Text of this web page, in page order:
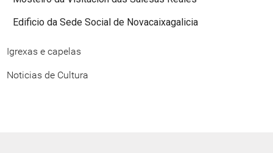
Edificio da Sede Social de Novacaixagalicia
Igrexas e capelas
Noticias de Cultura